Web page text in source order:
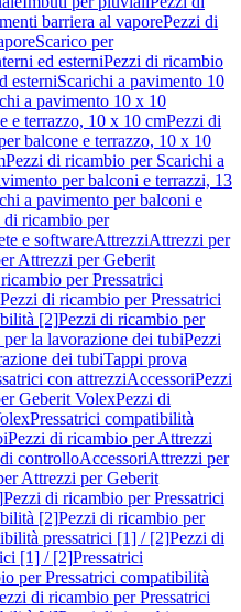
barriera al vaporePezzi di
Scarico per
ed esterniPezzi di ricambio
esterniScarichi a pavimento 10
a pavimento 10 x 10
e terrazzo, 10 x 10 cmPezzi di
balcone e terrazzo, 10 x 10
Pezzi di ricambio per Scarichi a
per balconi e terrazzi, 13
a pavimento per balconi e
di ricambio per
e softwareAttrezziAttrezzi per
Attrezzi per Geberit
per Pressatrici
Pezzi di ricambio per Pressatrici
[2]Pezzi di ricambio per
la lavorazione dei tubiPezzi
dei tubiTappi prova
con attrezziAccessoriPezzi
Geberit VolexPezzi di
Pressatrici compatibilità
Pezzi di ricambio per Attrezzi
controlloAccessoriAttrezzi per
Attrezzi per Geberit
Pezzi di ricambio per Pressatrici
[2]Pezzi di ricambio per
pressatrici [1] / [2]Pezzi di
[1] / [2]Pressatrici
per Pressatrici compatibilità
di ricambio per Pressatrici